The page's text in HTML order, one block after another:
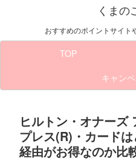
くまの
おすすめのポイントサイト
TOP
キャン
ヒルトン・オナーズ
プレス(R)・カード
経由がお得なのか比